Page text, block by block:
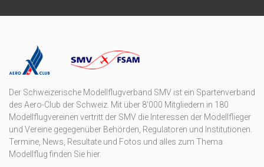
Der Schweizerische Modellflugverband SMV ist ein Spartenverband
des Aero-Club der Schweiz. Mit über 8'000 Mitgliedern in 180
Modellflugvereinen vertritt der SMV die Interessen der Modellflieger
und Vereine gegegenüber Behörden, Regulatoren und Institutionen.
Termine, News, Resultate und Fotos und alles zum Thema
Modellflug finden Sie hier.